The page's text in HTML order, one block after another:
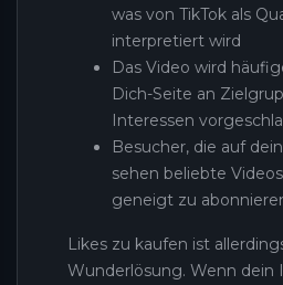
was von TikTok als
interpretiert wird
Das Video wird
Dich-Seite an
Interessen
Besucher, die auf
sehen beliebte
geneigt zu
Likes zu kaufen ist
Wunderlösung. Wenn dein